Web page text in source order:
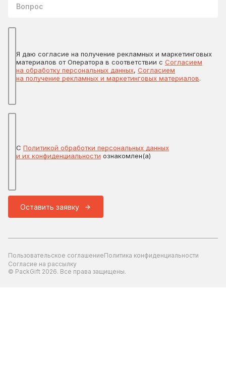
Я даю согласие на получение рекламных и маркетинговых
материалов от Оператора в соответствии с Согласием
на обработку персональных данных, Согласием
на получение рекламных и маркетинговых материалов.
С Политикой обработки персональных данных
и их конфиденциальности ознакомлен(а)
Оставить заявку
Пользовательское соглашениеПолитика конфиденциальности
Согласие на рассылку
© PackGift 2026. Все права защищены.